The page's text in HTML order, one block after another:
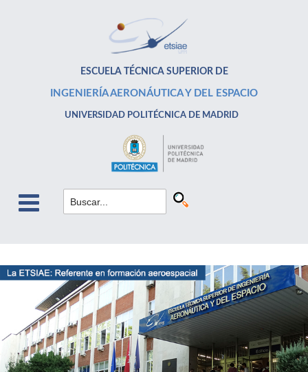
ESCUELA TÉCNICA SUPERIOR DE
INGENIERÍA AERONÁUTICA Y DEL ESPACIO
UNIVERSIDAD POLITÉCNICA DE MADRID